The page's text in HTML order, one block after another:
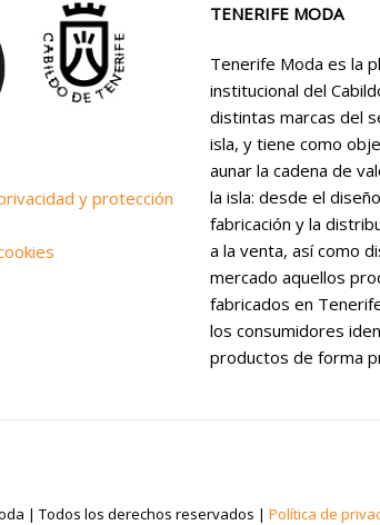
y protección
TENERIFE MODA
Tenerife Moda es la
institucional del
distintas marcas del
isla, y tiene como
aunar la cadena de
la isla: desde el
fabricación y la
a la venta, así como
mercado aquellos
fabricados en
los consumidores
productos de forma
| Todos los derechos reservados | Política de